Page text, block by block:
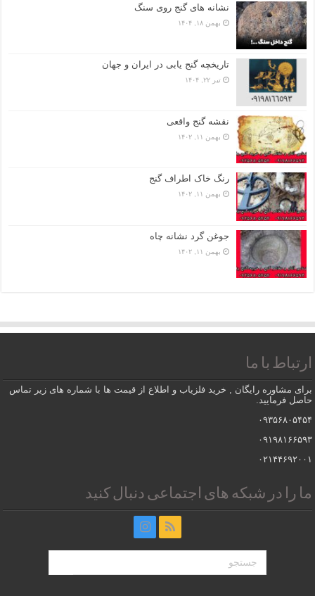
نشانه های گنج روی سنگ
بهمن ۱۸, ۱۴۰۴
تاریخچه گنج‌ یابی در ایران و جهان
تیر ۲۲, ۱۴۰۴
نقشه گنج واقعی
بهمن ۱۱, ۱۴۰۲
رنگ خاک اطراف گنج
بهمن ۱۱, ۱۴۰۲
جوغن گرد نشانه چاه
بهمن ۱۱, ۱۴۰۲
ارتباط با ما
برای مشاوره رایگان , خرید فلزیاب و اطلاع از قیمت ها با شماره های زیر تماس
حاصل فرمایید.
۰۹۳۵۶۸۰۵۴۵۴
۰۹۱۹۸۱۶۶۵۹۳
۰۲۱۴۴۶۹۲۰۰۱
ما را در شبکه های اجتماعی دنبال کنید